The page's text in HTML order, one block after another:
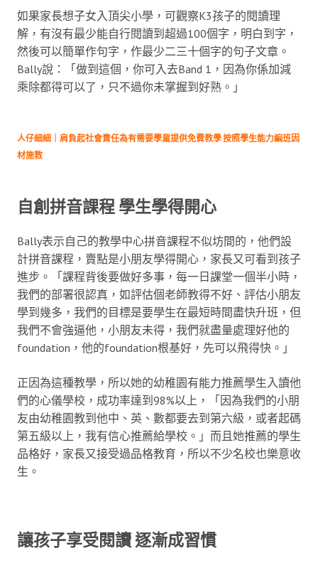
如果家長想子女入頂尖小學，可觀察K3孩子的閱讀理
解，有沒有最少能自行閱讀到超過100個字，明白到字，
然後可以簡單作句字，作最少二三十個字的句子文章。
Bally說：「做到這個，你可入去Band 1，因為你係加減
乘除都得可以了，只不過你未掌握到好熟。」
人仔細細｜肩負起社會責任為有需要學童提供免費教學 按照學生能力編班因
材施教
自創拼音課程 學生學得開心
Bally表示自己的教學中心拼音課程不似坊間的，他們設
計拼音課程，賣點是小朋友學得開心，家長又可看到孩子
進步。「課程背後要做好多事，每一日課堂一個半小時，
我們的部署很認真，如評估個老師教得不好、評估小朋友
學到幾多，我們的目標是要學生在最短時間盡快升班，但
我們不會強逼他，小朋友未得，我們就盡量處理好他的
foundation，他的foundation根基好，先可以飛得快。」
正因為這種教學，所以她的幼稚園有能力推薦學生入讀他
們的心儀學校，成功率達到98%以上，「因為我們的小朋
友由幼稚園教到他中、英、數都要去到第六級，或者起碼
第五級以上，我有信心推薦給學校。」而且她推薦的學生
品格好，家長又接受過品格教育，所以不少名校也樂意收
生。
讓孩子享受閱讀 逐漸成習慣